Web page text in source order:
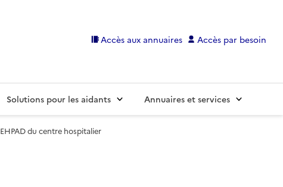
Accès aux annuaires Accès par besoin
Solutions pour les aidants Annuaires et services
EHPAD du centre hospitalier